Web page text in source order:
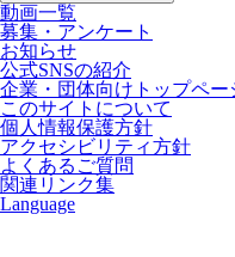
動画一覧
募集・アンケート
お知らせ
公式SNSの紹介
企業・団体向けトップペー
このサイトについて
個人情報保護方針
アクセシビリティ方針
よくあるご質問
関連リンク集
Language